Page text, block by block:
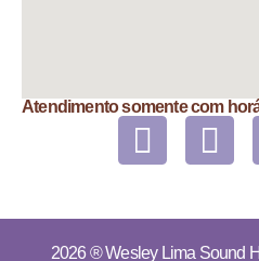
Atendimento somente com
2026 ®Wesley Lima Sound